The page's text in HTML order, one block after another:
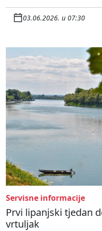
03.06.2026. u 07:30
Servisne informacije
Prvi lipanjski tjedan
vrtuljak